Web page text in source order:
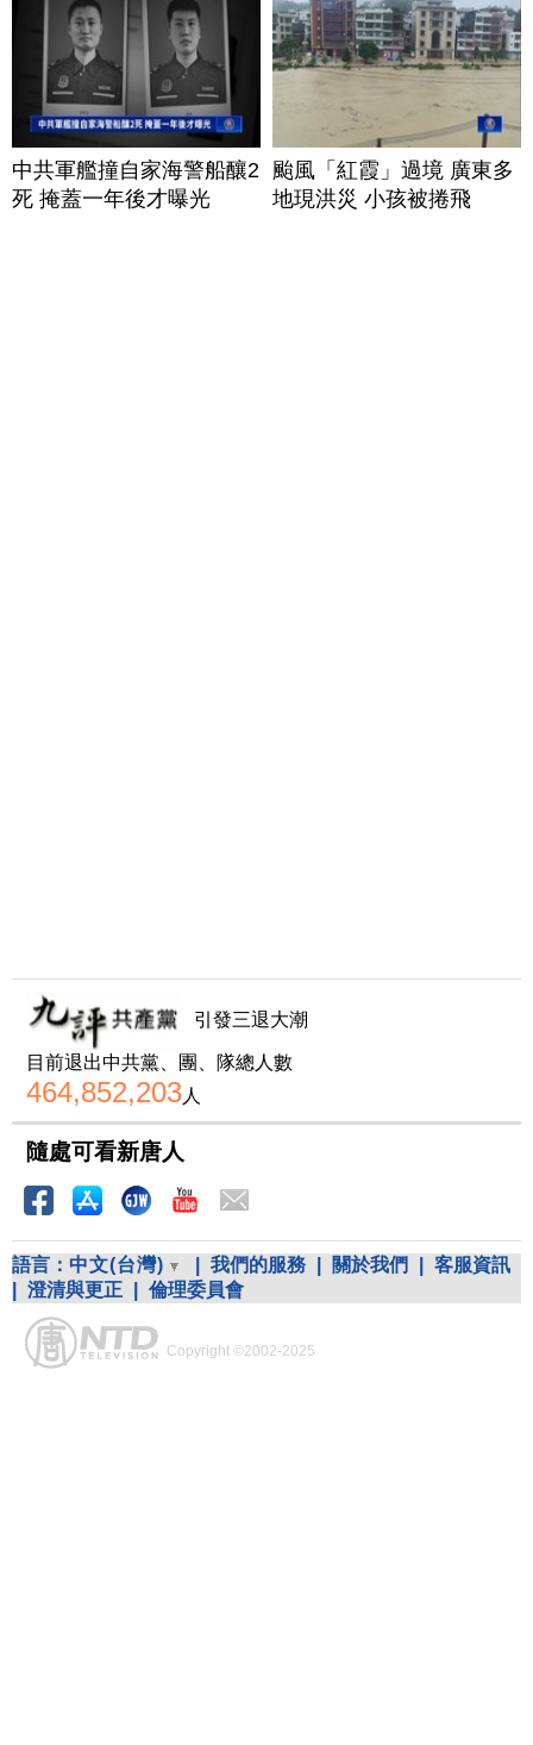
中共軍艦撞自家海警船釀2
死 掩蓋一年後才曝光
颱風「紅霞」過境 廣東多
地現洪災 小孩被捲飛
引發三退大潮
目前退出中共黨、團、隊總人數
464,852,203人
隨處可看新唐人
語言： 中文(台灣) 我們的服務 關於我們
客服資訊
澄清與更正 倫理委員會
Copyright ©2002-2025